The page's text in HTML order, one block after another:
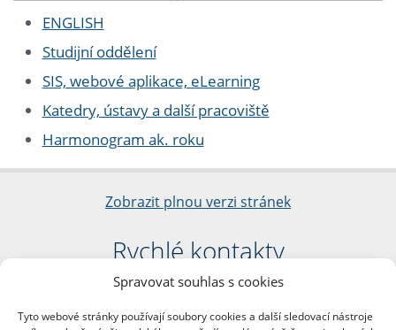
Spravovat souhlas s cookies
Tyto webové stránky používají soubory cookies a další sledovací nástroje
ENGLISH
Studijní oddělení
SIS, webové aplikace, eLearning
Katedry, ústavy a další pracoviště
Harmonogram ak. roku
Zobrazit plnou verzi stránek
Rychlé kontakty
Filozofická fakulta
nám. Jana Palacha 1/2